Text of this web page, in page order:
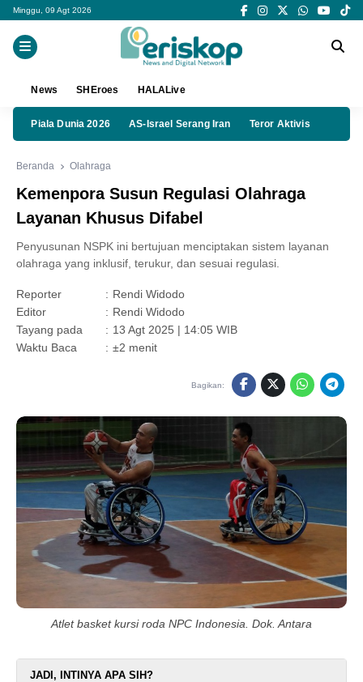
Minggu, 09 Agt 2026
News SHEroes HALALive
Piala Dunia 2026 AS-Israel Serang Iran Teror Aktivis
Beranda Olahraga
Kemenpora Susun Regulasi Olahraga
Layanan Khusus Difabel
Penyusunan NSPK ini bertujuan menciptakan sistem layanan
olahraga yang inklusif, terukur, dan sesuai regulasi.
Reporter : Rendi Widodo
Editor
: Rendi Widodo
Tayang pada
: 13 Agt 2025 | 14:05 WIB
Waktu Baca
: ±2 menit
Bagikan:
Atlet basket kursi roda NPC Indonesia. Dok. Antara
JADI, INTINYA APA SIH?